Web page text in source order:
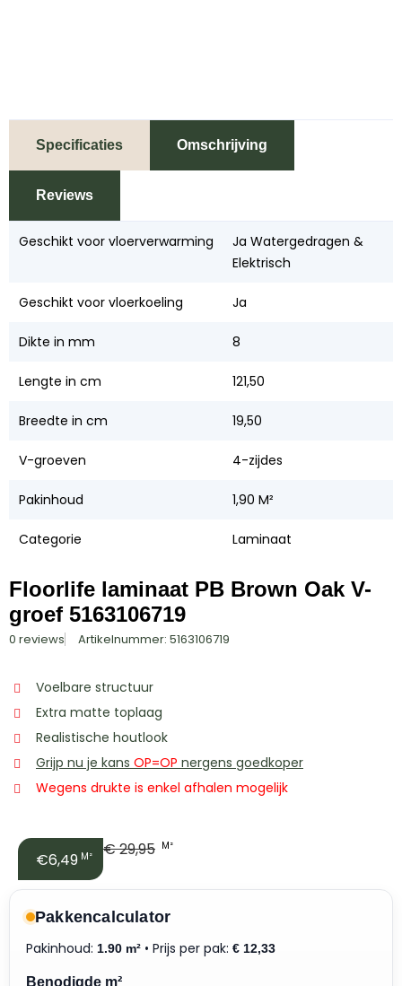
Specificaties Omschrijving
Reviews
Geschikt voor vloerverwarming
Ja Watergedragen &
Elektrisch
Geschikt voor vloerkoeling Ja
Dikte in mm 8
Lengte in cm 121,50
Breedte in cm 19,50
V-groeven 4-zijdes
Pakinhoud 1,90 M²
Categorie Laminaat
Floorlife laminaat PB Brown Oak V-
groef 5163106719
0 reviews Artikelnummer: 5163106719
Voelbare structuur
Extra matte toplaag
Realistische houtlook
Grijp nu je kans OP=OP nergens goedkoper
Wegens drukte is enkel afhalen mogelijk
€6,49 M² €29,95 M²
Pakkencalculator
Pakinhoud: 1.90 m² • Prijs per pak: € 12,33
Benodigde m²